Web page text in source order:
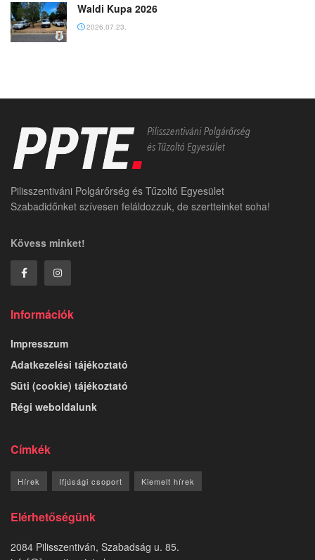
Waldi Kupa 2026
2026.07.23.
Pilisszentiváni Polgárőrség és Tűzoltó Egyesület
Szabadidőnket szívesen feláldozzuk, de szertteinket soha!
Kövess minket!
Információk
Impresszum
Adatkezelési tájékoztató
Süti (cookie) tájékoztató
Régi weboldalunk
Címkék
Hírek Ifjúsági csoport Kiemelt hírek
Elérhetőségünk
2084 Pilisszentiván, Szabadság u. 85.